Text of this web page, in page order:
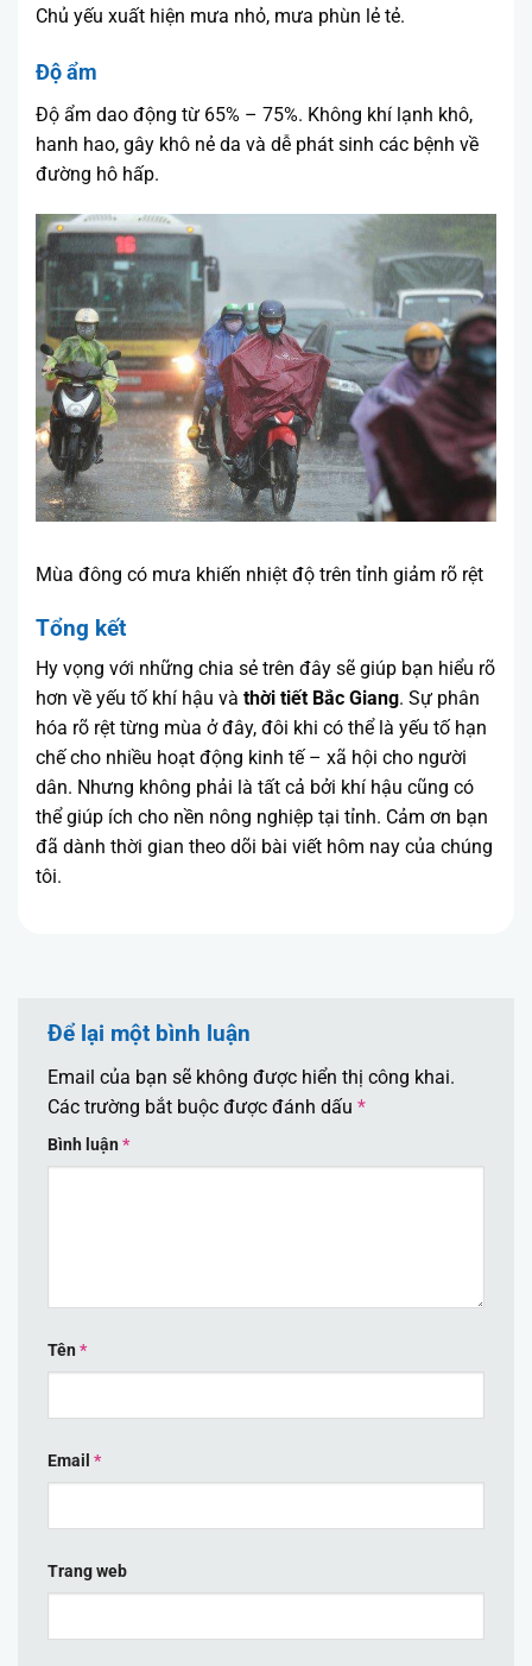
Chủ yếu xuất hiện mưa nhỏ, mưa phùn lẻ tẻ.
Độ ẩm
Độ ẩm dao động từ 65% – 75%. Không khí lạnh khô,
hanh hao, gây khô nẻ da và dễ phát sinh các bệnh về
đường hô hấp.
Mùa đông có mưa khiến nhiệt độ trên tỉnh giảm rõ rệt
Tổng kết
Hy vọng với những chia sẻ trên đây sẽ giúp bạn hiểu rõ
hơn về yếu tố khí hậu và thời tiết Bắc Giang. Sự phân
hóa rõ rệt từng mùa ở đây, đôi khi có thể là yếu tố hạn
chế cho nhiều hoạt động kinh tế – xã hội cho người
dân. Nhưng không phải là tất cả bởi khí hậu cũng có
thể giúp ích cho nền nông nghiệp tại tỉnh. Cảm ơn bạn
đã dành thời gian theo dõi bài viết hôm nay của chúng
tôi.
Để lại một bình luận
Email của bạn sẽ không được hiển thị công khai.
Các trường bắt buộc được đánh dấu *
Bình luận *
Tên *
Email *
Trang web